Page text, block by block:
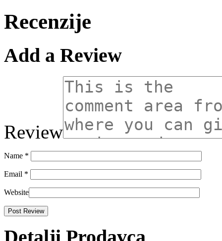
Recenzije
Add a Review
Review
Name *
Email *
Website